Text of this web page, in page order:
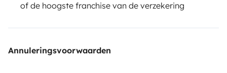
of de hoogste franchise van de verzekering
Annuleringsvoorwaarden